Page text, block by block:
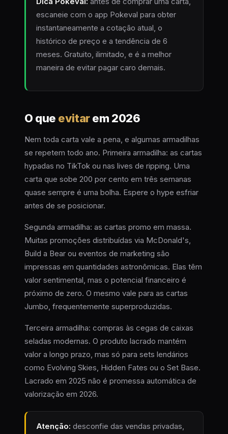
escaneie com o app Pokeval para obter
instantaneamente a cotação atual, o
histórico de preço e a tendência de 6
meses. Gratuito, ilimitado, e é a melhor
maneira de evitar pagar caro demais.
O que evitarem 2026
Nem toda carta vale a pena, e algumas armadilhas
se repetem todo ano. Primeira armadilha: as cartas
hypadas no TikTok ou nas lives de ripping. Uma
carta que sobe 200 por cento em três semanas
quase sempre é uma bolha. Espere o hype esfriar
antes de se posicionar.
Segunda armadilha: as cartas promo em massa.
Muitas promoções distribuídas via McDonald's,
Build a Bear ou eventos de marketing são
impressas em quantidades astronômicas. Elas têm
valor sentimental, mas o potencial financeiro é
próximo de zero. O mesmo vale para as cartas
Jumbo, frequentemente superproduzidas.
Terceira armadilha: compras às cegas de caixas
seladas modernas. O produto lacrado mantém
valor a longo prazo, mas só para sets lendários
como Evolving Skies, Hidden Fates ou o Set Base.
Lacrado em 2025 não é promessa automática de
valorização em 2026.
Atenção: desconfie das vendas privadas,